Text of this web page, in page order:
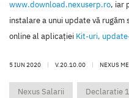
www.download.nexuserp.ro, iar
instalare a unui update vă
online al aplicaţiei Kit-uri,
5 IUN 2020 | V.20.10.00 | NEXUS
Nexus Salarii Declaratie